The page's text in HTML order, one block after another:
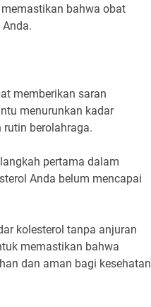
bahwa obat
memberikan saran
menurunkan kadar
rutin berolahraga.
pertama dalam
Anda belum mencapai
kolesterol tanpa anjuran
memastikan bahwa
dan aman bagi kesehatan